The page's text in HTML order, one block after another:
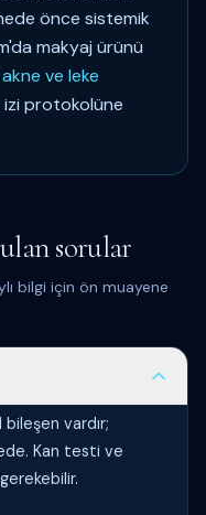
önce sistemik
makyaj ürünü
ve leke
izi protokolüne
sorular
bilgi için ön muayene
vardır;
Kan testi ve